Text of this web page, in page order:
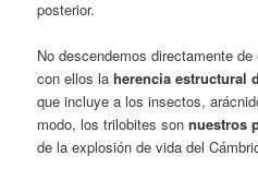
posterior.
No descendemos directamente
con ellos laherencia estructural
que incluye a los insectos,
modo, los trilobites sonnuestros
de la explosión de vida del